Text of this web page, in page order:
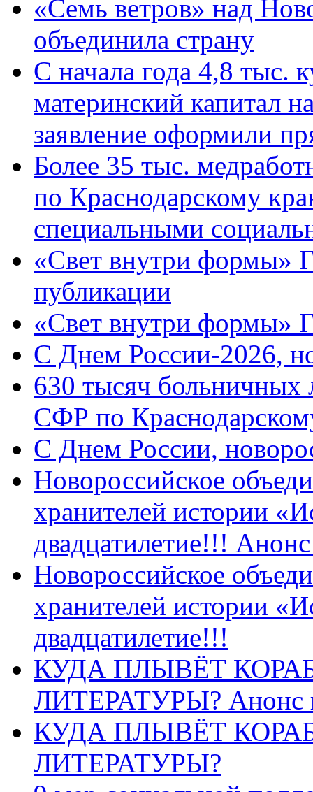
«Семь ветров» над
объединила страну
С начала года 4,8 тыс.
материнский капитал
заявление оформили
Более 35 тыс.
по Краснодарскому
специальными
«Свет внутри формы»
публикации
«Свет внутри формы»
C Днем России-2026,
630 тысяч больничных
СФР по
C Днем России,
Новороссийское
хранителей истории
двадцатилетие!!!
Новороссийское
хранителей истории
двадцатилетие!!!
КУДА ПЛЫВЁТ
ЛИТЕРАТУРЫ? Анонс
КУДА ПЛЫВЁТ
ЛИТЕРАТУРЫ?